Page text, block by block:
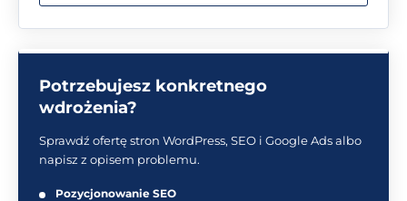
Potrzebujesz konkretnego
wdrożenia?
Sprawdź ofertę stron WordPress, SEO i Google Ads albo
napisz z opisem problemu.
Pozycjonowanie SEO